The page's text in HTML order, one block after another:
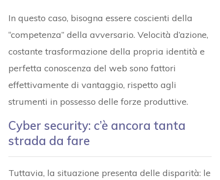
In questo caso, bisogna essere coscienti della
“competenza” della avversario. Velocità d’azione,
costante trasformazione della propria identità e
perfetta conoscenza del web sono fattori
effettivamente di vantaggio, rispetto agli
strumenti in possesso delle forze produttive.
Cyber security: c’è ancora tanta
strada da fare
Tuttavia, la situazione presenta delle disparità: le